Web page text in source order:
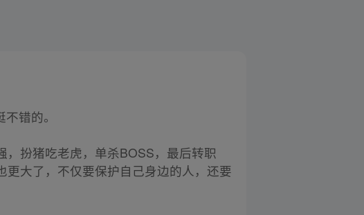
错的。
，扮猪吃老虎，单杀BOSS，最后转职
更大了，不仅要保护自己身边的人，还要